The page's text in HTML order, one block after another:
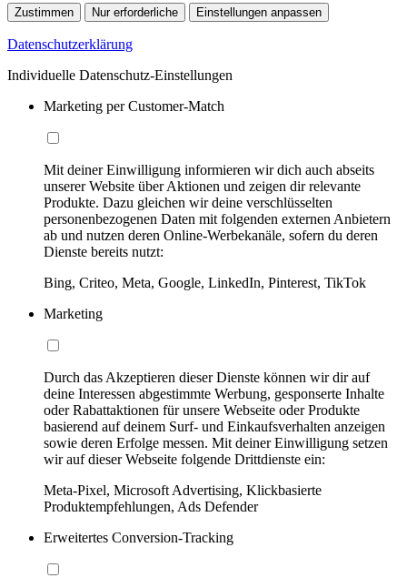
Zustimmen Nur erforderliche Einstellungen anpassen
Datenschutzerklärung
Individuelle Datenschutz-Einstellungen
Marketing per Customer-Match
Mit deiner Einwilligung informieren wir dich auch abseits
unserer Website über Aktionen und zeigen dir relevante
Produkte. Dazu gleichen wir deine verschlüsselten
personenbezogenen Daten mit folgenden externen Anbietern
ab und nutzen deren Online-Werbekanäle, sofern du deren
Dienste bereits nutzt:
Bing, Criteo, Meta, Google, LinkedIn, Pinterest, TikTok
Marketing
Durch das Akzeptieren dieser Dienste können wir dir auf
deine Interessen abgestimmte Werbung, gesponserte Inhalte
oder Rabattaktionen für unsere Webseite oder Produkte
basierend auf deinem Surf- und Einkaufsverhalten anzeigen
sowie deren Erfolge messen. Mit deiner Einwilligung setzen
wir auf dieser Webseite folgende Drittdienste ein:
Meta-Pixel, Microsoft Advertising, Klickbasierte
Produktempfehlungen, Ads Defender
Erweitertes Conversion-Tracking